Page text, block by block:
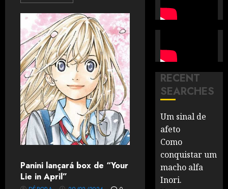
Panini lançará box de “Your
Lie in April”
RECENT
SEARCHES
Um sinal de
afeto
Como
conquistar um
macho alfa
Inori.